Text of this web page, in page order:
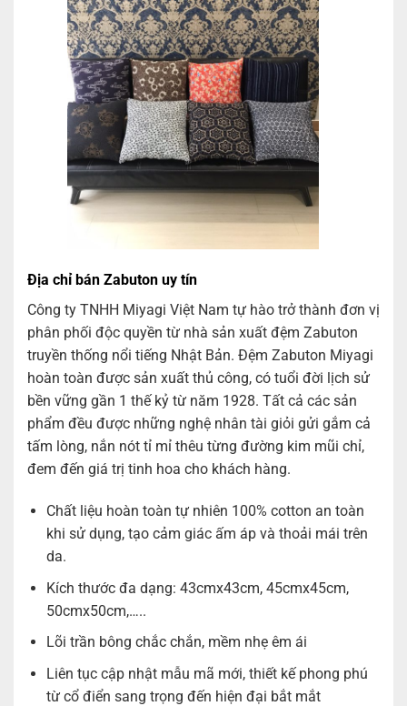
Địa chỉ bán Zabuton uy tín
Công ty TNHH Miyagi Việt Nam tự hào trở thành đơn vị
phân phối độc quyền từ nhà sản xuất đệm Zabuton
truyền thống nổi tiếng Nhật Bản. Đệm Zabuton Miyagi
hoàn toàn được sản xuất thủ công, có tuổi đời lịch sử
bền vững gần 1 thế kỷ từ năm 1928. Tất cả các sản
phẩm đều được những nghệ nhân tài giỏi gửi gắm cả
tấm lòng, nắn nót tỉ mỉ thêu từng đường kim mũi chỉ,
đem đến giá trị tinh hoa cho khách hàng.
Chất liệu hoàn toàn tự nhiên 100% cotton an toàn
khi sử dụng, tạo cảm giác ấm áp và thoải mái trên
da.
Kích thước đa dạng: 43cmx43cm, 45cmx45cm,
50cmx50cm,…..
Lõi trần bông chắc chắn, mềm nhẹ êm ái
Liên tục cập nhật mẫu mã mới, thiết kế phong phú
từ cổ điển sang trọng đến hiện đại bắt mắt